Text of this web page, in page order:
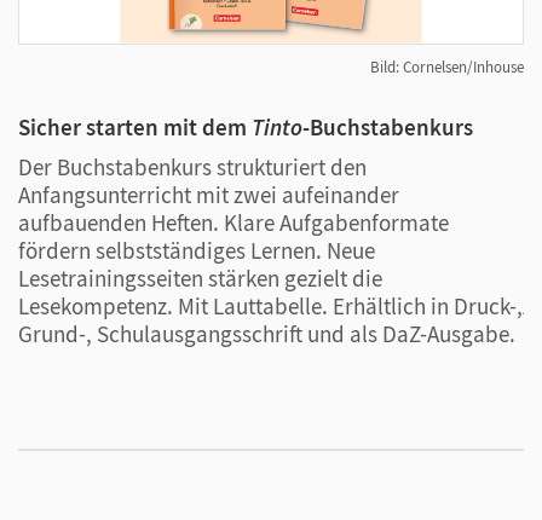
Digitale Medienwie ein digitaler Schreiblehrgang,
Strategie-, Erklär- und Sachfilme sowie Wortschatz-,
direkt erreichbar über QR-Codes.
Arbeitsheft Schreiben und Lesen: Vertiefen und
freies Schreiben
Für fortgeschrittene Kinder bietet das Arbeitsheft
individuell einsetzen. Wahlweise in Druck-, Grund-
Bild: Cornelsen/Inhouse
Sicher starten mit dem Tinto-Buchstabenkurs
Der Buchstabenkurs strukturiert den
Anfangsunterricht mit zwei aufeinander
aufbauenden Heften. Klare Aufgabenformate
fördern selbstständiges Lernen. Neue
Lesetrainingsseiten stärken gezielt die
Lesekompetenz. Mit Lauttabelle. Erhältlich in Druck-,
Grund-, Schulausgangsschrift und als DaZ-Ausgabe.